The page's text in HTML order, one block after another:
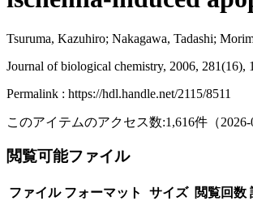
Tsuruma, Kazuhiro; Nakagawa, Tadashi;
Journal of biological chemistry, 2006, 281(16),
Permalink : https://hdl.handle.net/2115/8511
このアイテムのアクセス数:1,616件 （
閲覧可能ファイル
ファイル フォーマット サイズ 閲覧回数